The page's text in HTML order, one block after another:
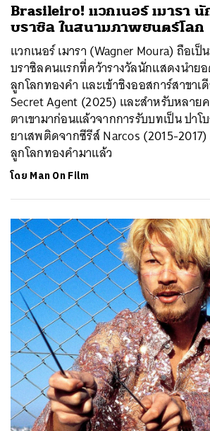
Brasileiro! แวกเนอร์ เมารา
บราซิล ในสนามภาพยนตร์โลก
แวกเนอร์ เมารา (Wagner Moura) ถือเ
บราซิลคนแรกที่คว้ารางวัลนักแสดงนำย
ลูกโลกทองคำ และเข้าชิงออสการ์สาขาเ
Secret Agent (2025) และสำหรับหลา
ตาเขามาก่อนแล้วจากการรับบทเป็น ปาโ
ยาเสพติดจากซีรีส์ Narcos (2015-2017)
ลูกโลกทองคำมาแล้ว
โดย Man On Film